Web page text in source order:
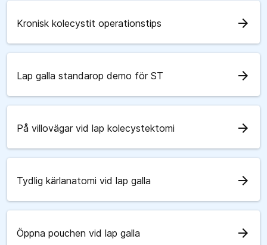
Kronisk kolecystit operationstips arrow_forward
Lap galla standarop demo för ST arrow_forward
På villovägar vid lap kolecystektomi arrow_forward
Tydlig kärlanatomi vid lap galla arrow_forward
Öppna pouchen vid lap galla arrow_forward